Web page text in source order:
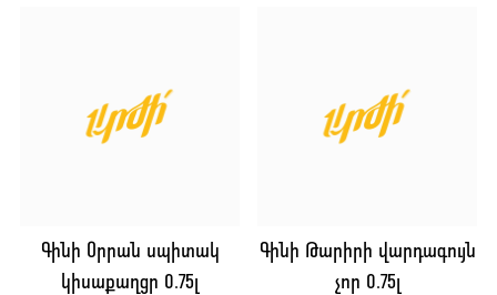
Գինի Օրրան սպիտակ
կիսաքաղցր 0.75լ
Գինի Թարիրի վարդագույն
չոր 0.75լ